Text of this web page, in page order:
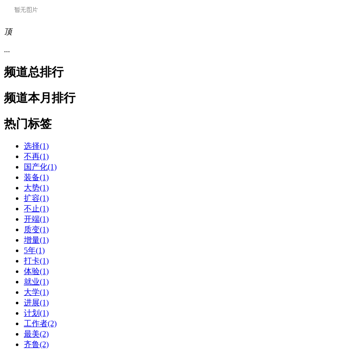
顶
...
频道总排行
频道本月排行
热门标签
选择(1)
不再(1)
国产化(1)
装备(1)
大势(1)
扩容(1)
不止(1)
开端(1)
质变(1)
增量(1)
5年(1)
打卡(1)
体验(1)
就业(1)
大学(1)
进展(1)
计划(1)
工作者(2)
最美(2)
齐鲁(2)